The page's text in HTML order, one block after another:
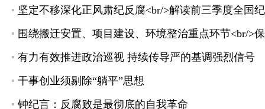
坚定不移深化正风肃纪反腐<br/>解读前三季度全国
围绕搬迁安置、项目建设、环境整治重点环节<br/>
有力有效推进政治巡视 持续传导严的基调强烈信号
干事创业须剔除“躺平”思想
钟纪言：反腐败是最彻底的自我革命